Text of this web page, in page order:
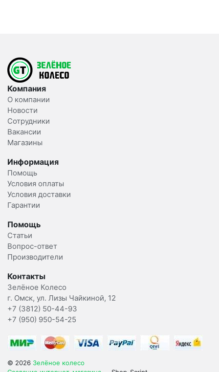
Компания
О компании
Новости
Сотрудники
Вакансии
Магазины
Информация
Помощь
Условия оплаты
Условия доставки
Гарантии
Помощь
Статьи
Вопрос-ответ
Производители
Контакты
Зелёное Колесо
г. Омск, ул. Лизы Чайкиной, 12
+7 (3812) 50-44-93
+7 (950) 950-54-25
© 2026 Зелёное колесо